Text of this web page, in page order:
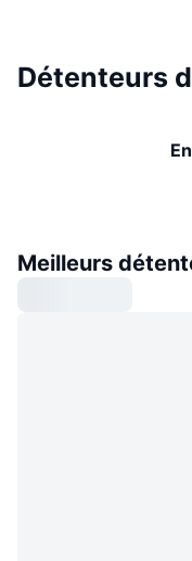
Détenteurs
Meilleurs